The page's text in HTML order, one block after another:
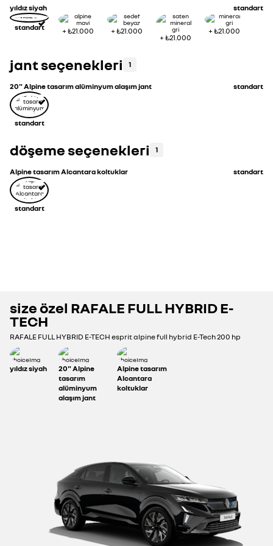
yıldız siyah standart
standart +₺21.000 +₺21.000
+₺21.000
+₺21.000
jant seçenekleri 1
20" Alpine tasarım alüminyum alaşım jant standart
standart
döşeme seçenekleri 1
Alpine tasarım Alcantara koltuklar standart
standart
size özel RAFALE FULL HYBRID E-
TECH
RAFALE FULL HYBRID E-TECH esprit alpine full hybrid E-Tech 200 hp
yıldız siyah
20" Alpine
tasarım
alüminyum
alaşım jant
Alpine tasarım
Alcantara
koltuklar